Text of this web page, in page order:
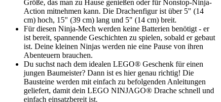
Größe, das man zu Hause genießen oder für Nonstop-Ninja-
Action mitnehmen kann. Die Drachenfigur ist über 5" (14
cm) hoch, 15" (39 cm) lang und 5" (14 cm) breit.
Für diesen Ninja-Mech werden keine Batterien benötigt - er
ist bereit, spannende Geschichten zu spielen, sobald er gebaut
ist. Deine kleinen Ninjas werden nie eine Pause von ihren
Abenteuern brauchen.
Du suchst nach dem idealen LEGO® Geschenk für einen
jungen Baumeister? Dann ist es hier genau richtig! Die
Bausteine werden mit einfach zu befolgenden Anleitungen
geliefert, damit dein LEGO NINJAGO® Drache schnell und
einfach einsatzbereit ist.